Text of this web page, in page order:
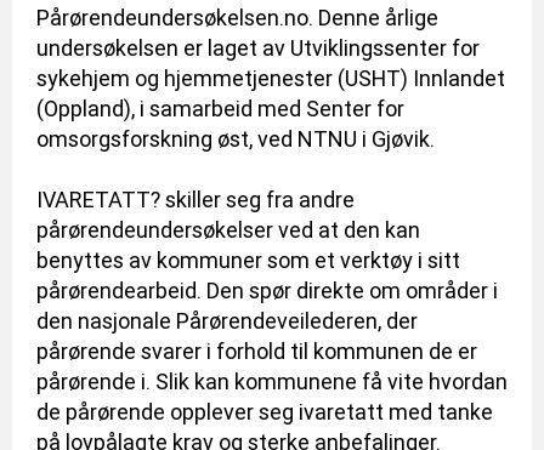
Pårørendeundersøkelsen.no. Denne årlige
undersøkelsen er laget av Utviklingssenter for
sykehjem og hjemmetjenester (USHT) Innlandet
(Oppland), i samarbeid med Senter for
omsorgsforskning øst, ved NTNU i Gjøvik.
IVARETATT? skiller seg fra andre
pårørendeundersøkelser ved at den kan
benyttes av kommuner som et verktøy i sitt
pårørendearbeid. Den spør direkte om områder i
den nasjonale Pårørendeveilederen, der
pårørende svarer i forhold til kommunen de er
pårørende i. Slik kan kommunene få vite hvordan
de pårørende opplever seg ivaretatt med tanke
på lovpålagte krav og sterke anbefalinger.